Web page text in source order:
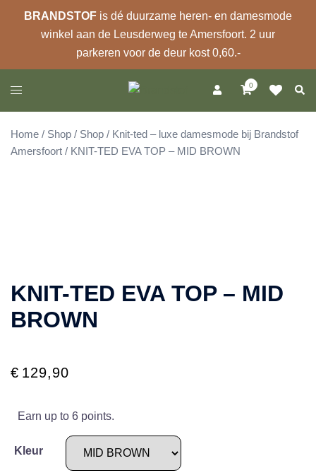
BRANDSTOF is dé duurzame heren- en damesmode
winkel aan de Leusderweg te Amersfoort. 2 uur
parkeren voor de deur kost 0,60.-
naar
de
inhoud
Toggle
0
Home / Shop / Shop / Knit-ted – luxe damesmode bij Brandstof
Amersfoort / KNIT-TED EVA TOP – MID BROWN
KNIT-TED EVA TOP – MID
BROWN
€ 129,90
Earn up to 6 points.
Kleur